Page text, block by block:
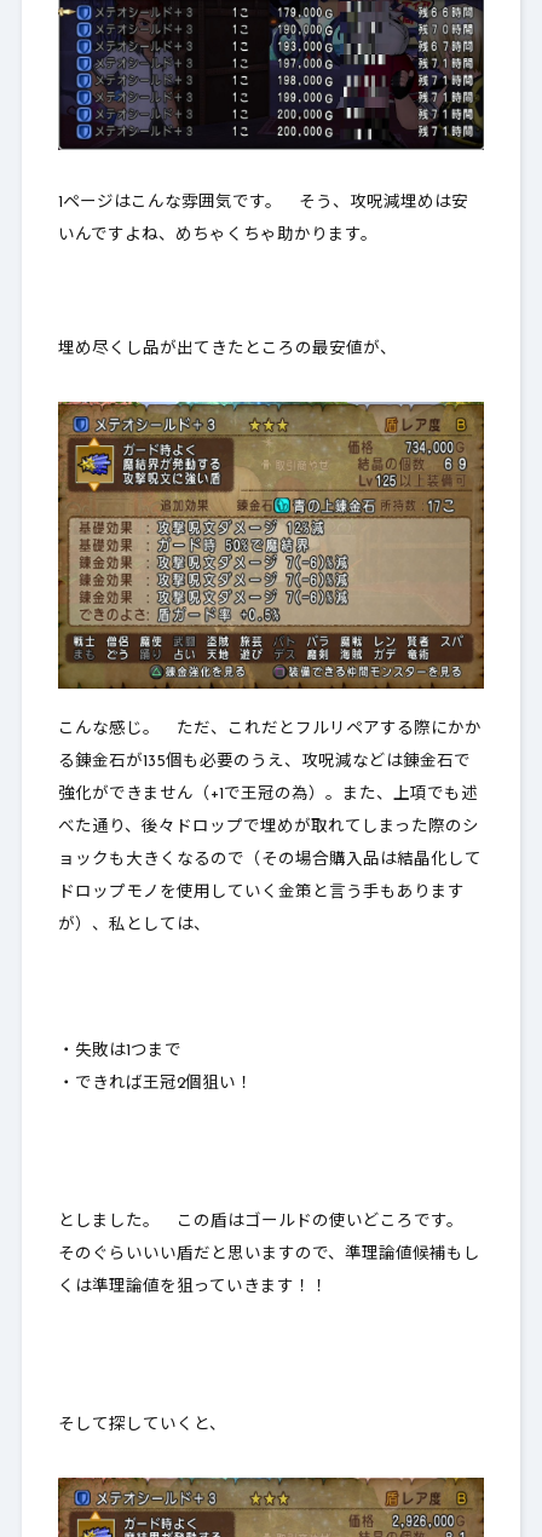
1ページはこんな雰囲気です。 そう、攻呪減埋めは安
いんですよね、めちゃくちゃ助かります。
埋め尽くし品が出てきたところの最安値が、
こんな感じ。 ただ、これだとフルリペアする際にかか
る錬金石が135個も必要のうえ、攻呪減などは錬金石で
強化ができません（+1で王冠の為）。また、上項でも述
べた通り、後々ドロップで埋めが取れてしまった際のシ
ョックも大きくなるので（その場合購入品は結晶化して
ドロップモノを使用していく金策と言う手もあります
が）、私としては、
・失敗は1つまで
・できれば王冠2個狙い！
としました。 この盾はゴールドの使いどころです。
そのぐらいいい盾だと思いますので、準理論値候補もし
くは準理論値を狙っていきます！！
そして探していくと、